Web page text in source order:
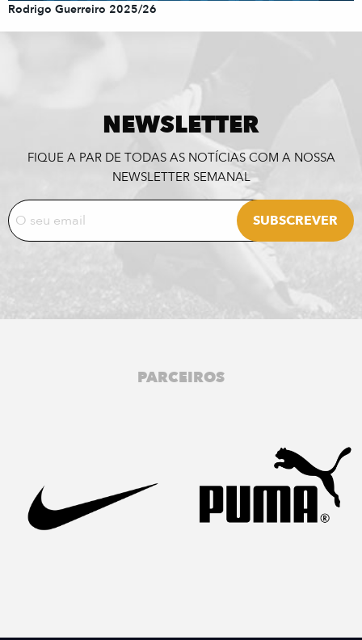
Rodrigo Guerreiro 2025/26
NEWSLETTER
FIQUE A PAR DE TODAS AS NOTÍCIAS COM A NOSSA
NEWSLETTER SEMANAL
PARCEIROS